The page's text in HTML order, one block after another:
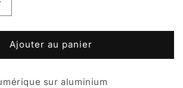
Ajouter au panier
sur aluminium